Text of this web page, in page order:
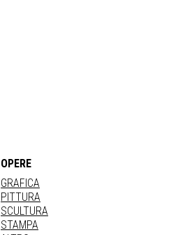
OPERE
GRAFICA
PITTURA
SCULTURA
STAMPA